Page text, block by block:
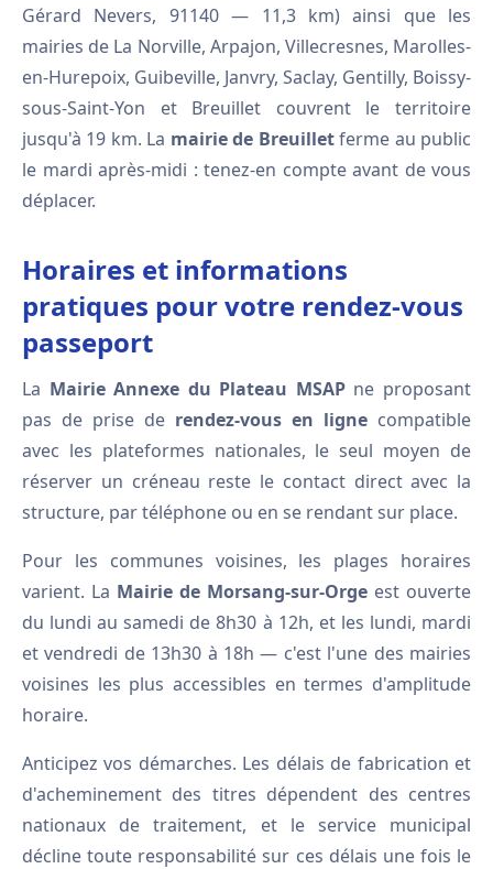
Gérard Nevers, 91140 — 11,3 km) ainsi que les
mairies de La Norville, Arpajon, Villecresnes, Marolles-
en-Hurepoix, Guibeville, Janvry, Saclay, Gentilly, Boissy-
sous-Saint-Yon et Breuillet couvrent le territoire
jusqu'à 19 km. La mairie de Breuilletferme au public
le mardi après-midi : tenez-en compte avant de vous
déplacer.
Horaires et informations
pratiques pour votre rendez-vous
passeport
La Mairie Annexe du Plateau MSAPne proposant
pas de prise de rendez-vous en ligne compatible
avec les plateformes nationales, le seul moyen de
réserver un créneau reste le contact direct avec la
structure, par téléphone ou en se rendant sur place.
Pour les communes voisines, les plages horaires
varient. La Mairie de Morsang-sur-Orge est ouverte
du lundi au samedi de 8h30 à 12h, et les lundi, mardi
et vendredi de 13h30 à 18h — c'est l'une des mairies
voisines les plus accessibles en termes d'amplitude
horaire.
Anticipez vos démarches. Les délais de fabrication et
d'acheminement des titres dépendent des centres
nationaux de traitement, et le service municipal
décline toute responsabilité sur ces délais une fois le